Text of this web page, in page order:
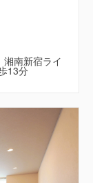
南新宿ライ
13分